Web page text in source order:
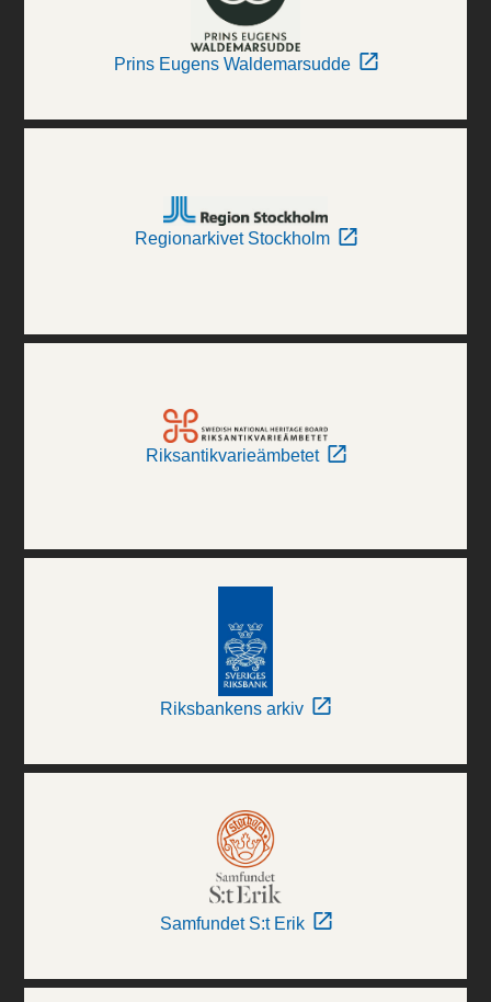
Prins Eugens Waldemarsudde
Regionarkivet Stockholm
Riksantikvarieämbetet
Riksbankens arkiv
Samfundet S:t Erik